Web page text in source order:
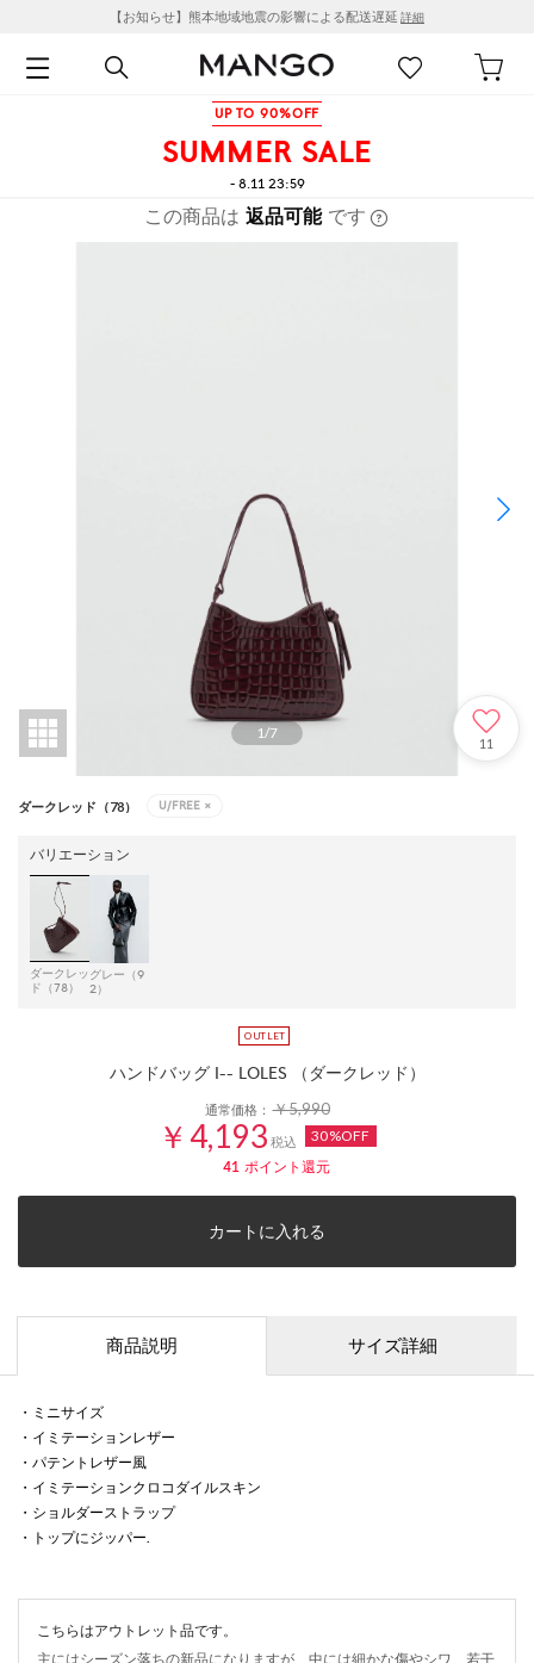
【お知らせ】熊本地域地震の影響による配送遅延 詳細
UP TO 90%OFF
SUMMER SALE
- 8.11 23:59
この商品は 返品可能 です
1/7
11
ダークレッド（78） U/FREE ×
バリエーション
ダークレッ
ド（78）
グレー（9
2）
ハンドバッグ I-- LOLES （ダークレッド）
通常価格：￥5,990
￥4,193 税込 30%OFF
41ポイント還元
カートに入れる
商品説明 サイズ詳細
・ミニサイズ
・イミテーションレザー
・パテントレザー風
・イミテーションクロコダイルスキン
・ショルダーストラップ
・トップにジッパー.
こちらはアウトレット品です。